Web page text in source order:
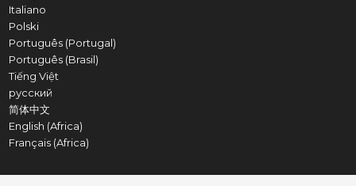
Italiano
Polski
Português (Portugal)
Português (Brasil)
Tiếng Việt
русский
简体中文
English (Africa)
Français (Africa)